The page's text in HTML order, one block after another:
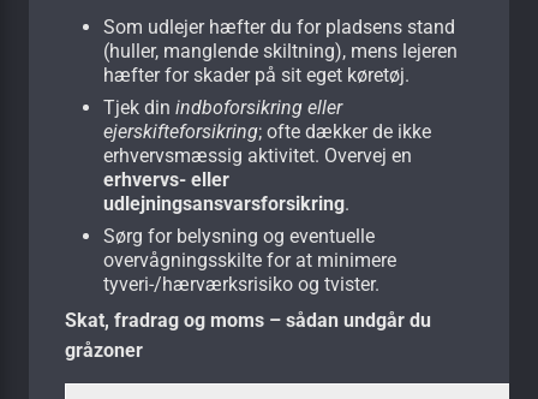
Som udlejer hæfter du for pladsens stand
(huller, manglende skiltning), mens lejeren
hæfter for skader på sit eget køretøj.
Tjek din indboforsikring eller
ejerskifteforsikring; ofte dækker de ikke
erhvervsmæssig aktivitet. Overvej en
erhvervs- eller
udlejningsansvarsforsikring.
Sørg for belysning og eventuelle
overvågningsskilte for at minimere
tyveri-/hærværksrisiko og tvister.
Skat, fradrag og moms – sådan undgår du
gråzoner